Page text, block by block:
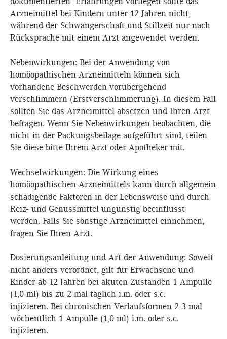
Arzneimittel bei Kindern unter 12 Jahren nicht,
während der Schwangerschaft und Stillzeit nur nach
Rücksprache mit einem Arzt angewendet werden.
Nebenwirkungen: Bei der Anwendung von
homöopathischen Arzneimitteln können sich
vorhandene Beschwerden vorübergehend
verschlimmern (Erstverschlimmerung). In diesem Fall
sollten Sie das Arzneimittel absetzen und Ihren Arzt
befragen. Wenn Sie Nebenwirkungen beobachten, die
nicht in der Packungsbeilage aufgeführt sind, teilen
Sie diese bitte Ihrem Arzt oder Apotheker mit.
Wechselwirkungen: Die Wirkung eines
homöopathischen Arzneimittels kann durch allgemein
schädigende Faktoren in der Lebensweise und durch
Reiz- und Genussmittel ungünstig beeinflusst
werden. Falls Sie sonstige Arzneimittel einnehmen,
fragen Sie Ihren Arzt.
Dosierungsanleitung und Art der Anwendung: Soweit
nicht anders verordnet, gilt für Erwachsene und
Kinder ab 12 Jahren bei akuten Zuständen 1 Ampulle
(1,0 ml) bis zu 2 mal täglich i.m. oder s.c.
injizieren. Bei chronischen Verlaufsformen 2-3 mal
wöchentlich 1 Ampulle (1,0 ml) i.m. oder s.c.
injizieren.